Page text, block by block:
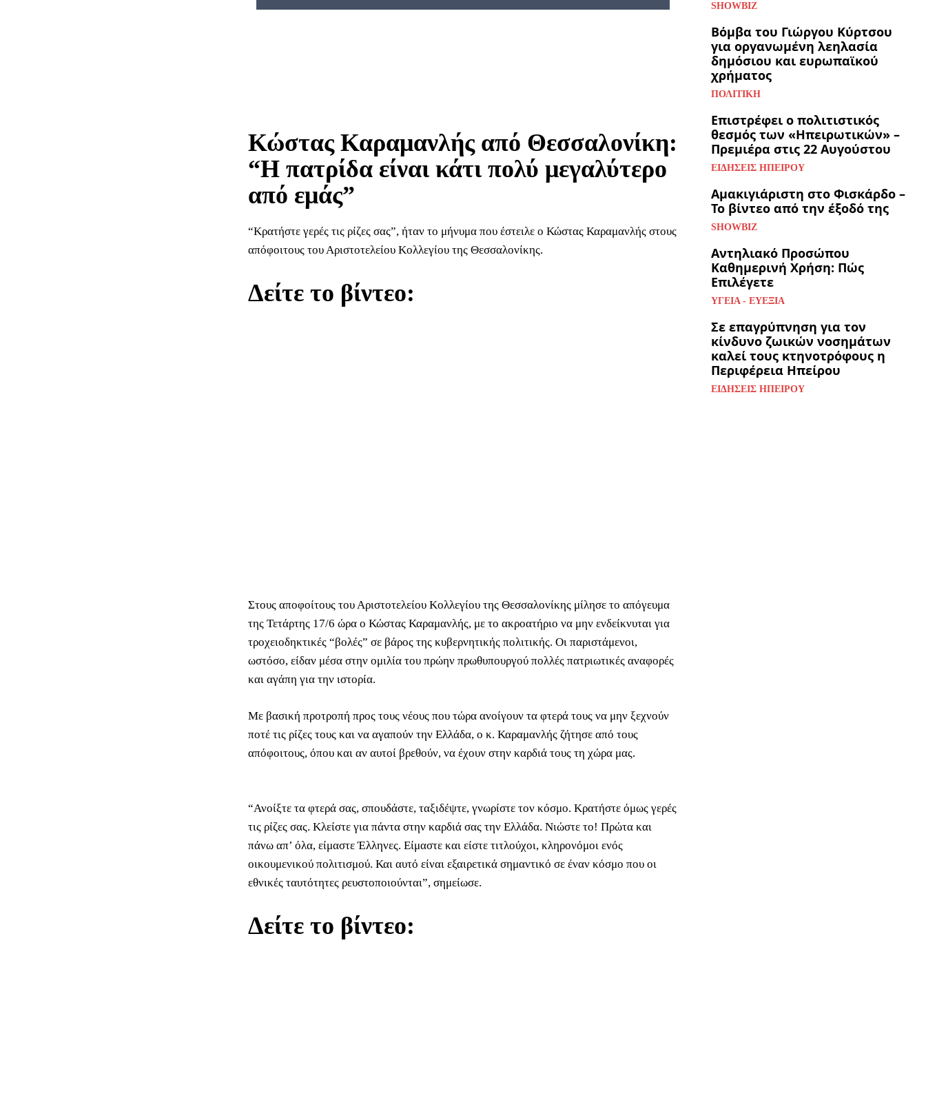
Κώστας Καραμανλής από Θεσσαλονίκη:
“Η πατρίδα είναι κάτι πολύ μεγαλύτερο
από εμάς”
“Κρατήστε γερές τις ρίζες σας”, ήταν το μήνυμα που έστειλε ο Κώστας Καραμανλής στους
απόφοιτους του Αριστοτελείου Κολλεγίου της Θεσσαλονίκης.
Δείτε το βίντεο:
Στους αποφοίτους του Αριστοτελείου Κολλεγίου της Θεσσαλονίκης μίλησε το απόγευμα
της Τετάρτης 17/6 ώρα ο Κώστας Καραμανλής, με το ακροατήριο να μην ενδείκνυται για
τροχειοδηκτικές “βολές” σε βάρος της κυβερνητικής πολιτικής. Οι παριστάμενοι,
ωστόσο, είδαν μέσα στην ομιλία του πρώην πρωθυπουργού πολλές πατριωτικές αναφορές
και αγάπη για την ιστορία.
Με βασική προτροπή προς τους νέους που τώρα ανοίγουν τα φτερά τους να μην ξεχνούν
ποτέ τις ρίζες τους και να αγαπούν την Ελλάδα, ο κ. Καραμανλής ζήτησε από τους
απόφοιτους, όπου και αν αυτοί βρεθούν, να έχουν στην καρδιά τους τη χώρα μας.
“Ανοίξτε τα φτερά σας, σπουδάστε, ταξιδέψτε, γνωρίστε τον κόσμο. Κρατήστε όμως γερές
τις ρίζες σας. Κλείστε για πάντα στην καρδιά σας την Ελλάδα. Νιώστε το! Πρώτα και
πάνω απ’ όλα, είμαστε Έλληνες. Είμαστε και είστε τιτλούχοι, κληρονόμοι ενός
οικουμενικού πολιτισμού. Και αυτό είναι εξαιρετικά σημαντικό σε έναν κόσμο που οι
εθνικές ταυτότητες ρευστοποιούνται”, σημείωσε.
Δείτε το βίντεο:
SHOWBIZ
Βόμβα του Γιώργου Κύρτσου
για οργανωμένη λεηλασία
δημόσιου και ευρωπαϊκού
χρήματος
ΠΟΛΙΤΙΚΉ
Επιστρέφει ο πολιτιστικός
θεσμός των «Ηπειρωτικών» –
Πρεμιέρα στις 22 Αυγούστου
ΕΙΔΉΣΕΙΣ ΗΠΕΊΡΟΥ
Αμακιγιάριστη στο Φισκάρδο –
Το βίντεο από την έξοδό της
SHOWBIZ
Αντηλιακό Προσώπου
Καθημερινή Χρήση: Πώς
Επιλέγετε
ΥΓΕΊΑ - ΕΥΕΞΊΑ
Σε επαγρύπνηση για τον
κίνδυνο ζωικών νοσημάτων
καλεί τους κτηνοτρόφους η
Περιφέρεια Ηπείρου
ΕΙΔΉΣΕΙΣ ΗΠΕΊΡΟΥ